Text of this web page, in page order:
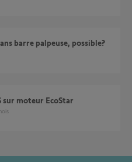
barre palpeuse, possible?
sur moteur EcoStar